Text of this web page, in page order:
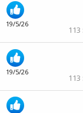
19/5/26
113
19/5/26
113